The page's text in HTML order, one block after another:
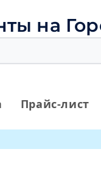
на
Прайс-лист